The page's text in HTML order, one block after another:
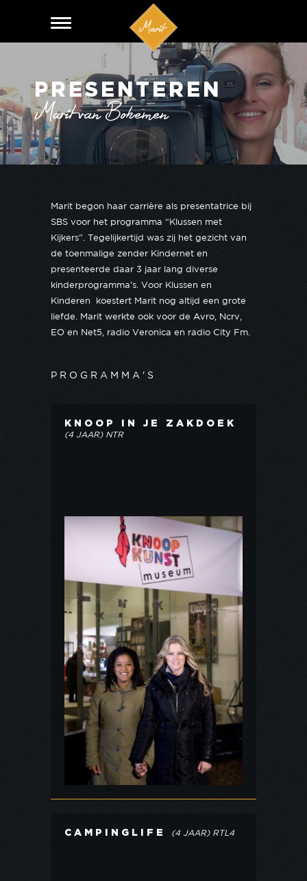
PRESENTEREN
Marit van Bohemen
Marit begon haar carrière als presentatrice bij
SBS voor het programma “Klussen met
Kijkers”. Tegelijkertijd was zij het gezicht van
de toenmalige zender Kindernet en
presenteerde daar 3 jaar lang diverse
kinderprogramma’s. Voor Klussen en
Kinderen koestert Marit nog altijd een grote
liefde. Marit werkte ook voor de Avro, Ncrv,
EO en Net5, radio Veronica en radio City Fm.
PROGRAMMA'S
KNOOP IN JE ZAKDOEK
(4 JAAR) NTR
CAMPINGLIFE (4 JAAR) RTL4